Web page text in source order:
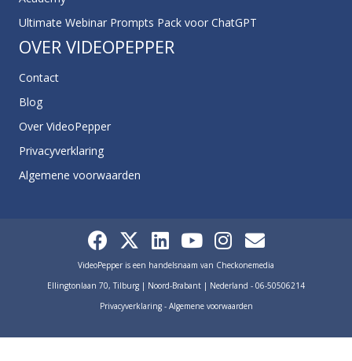
Ultimate Webinar Prompts Pack voor ChatGPT
OVER VIDEOPEPPER
Contact
Blog
Over VideoPepper
Privacyverklaring
Algemene voorwaarden
VideoPepper is een handelsnaam van Checkonemedia
Ellingtonlaan 70, Tilburg | Noord-Brabant | Nederland - 06-50506214
Privacyverklaring- Algemene voorwaarden